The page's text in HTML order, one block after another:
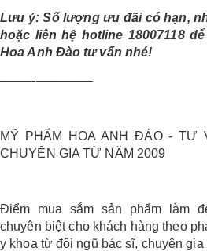
Lưu ý: Số lượng ưu đãi có hạn,
hoặc liên hệ hotline 18007118
Hoa Anh Đào tư vấn nhé!
–––––––––––––
MỸ PHẨM HOA ANH ĐÀO - TƯ
CHUYÊN GIA TỪ NĂM 2009
Điểm mua sắm sản phẩm làm
chuyên biệt cho khách hàng theo
y khoa từ đội ngũ bác sĩ, chuyên